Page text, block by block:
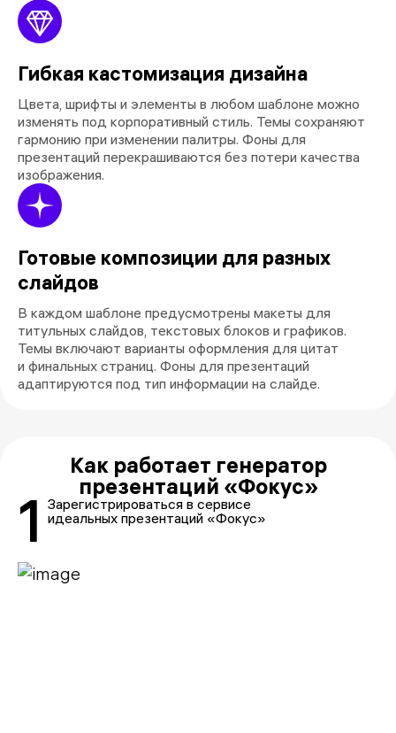
Гибкая кастомизация дизайна
Цвета, шрифты и элементы в любом шаблоне можно
изменять под корпоративный стиль. Темы сохраняют
гармонию при изменении палитры. Фоны для
презентаций перекрашиваются без потери качества
изображения.
Готовые композиции для разных
слайдов
В каждом шаблоне предусмотрены макеты для
титульных слайдов, текстовых блоков и графиков.
Темы включают варианты оформления для цитат
и финальных страниц. Фоны для презентаций
адаптируются под тип информации на слайде.
Как работает генератор
презентаций «Фокус»
1 Зарегистрироваться в сервисе
идеальных презентаций «Фокус»